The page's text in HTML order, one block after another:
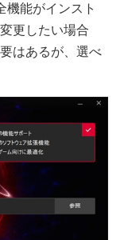
機能がインスト
更したい場合
はあるが、選べ